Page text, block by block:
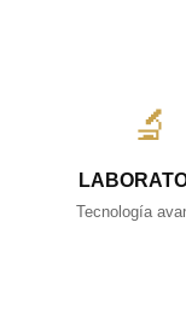
🔬
Tecnología